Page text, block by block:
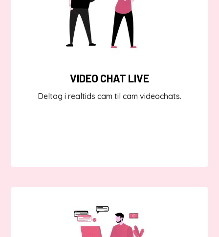
VIDEO CHAT LIVE
Deltag i realtids cam til cam videochats.